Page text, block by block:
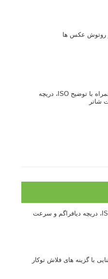
درک نوردهی – همراه با توضیح ISO، دریچه
شاتر
درک نوردهی – همراه با توضیح ISO، دریچه دیافراگم و سرعت
با گزینه های فلاش توکار